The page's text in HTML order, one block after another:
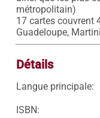
métropolitain)
17 cartes couvrent
Détails
Langue principale:
ISBN: